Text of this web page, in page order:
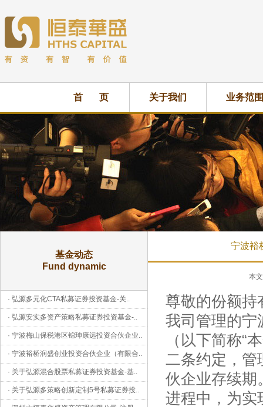
首 页 关于我们 业务范围
基金动态
Fund dynamic
· 弘源多元化CTA私募证券投资基金-关..
· 弘源安实多资产策略私募证券投资基金-..
· 宁波梅山保税港区锦珅康远投资合伙企业..
· 宁波裕桥润盛创业投资合伙企业（有限合..
· 关于弘源混合股票私募证券投资基金-基..
· 关于弘源多策略创新定制5号私募证券投..
宁波裕
本
尊敬的份额持
我司管理的宁
（以下简称“
二条约定，管
伙企业存续期
进程中，为实